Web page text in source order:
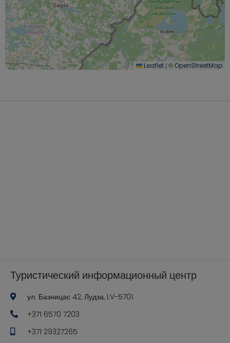
Leaflet | © OpenStreetMap
Туристический информационный центр
ул. Базницас 42, Лудза, LV-5701
+371 6570 7203
+371 29327265